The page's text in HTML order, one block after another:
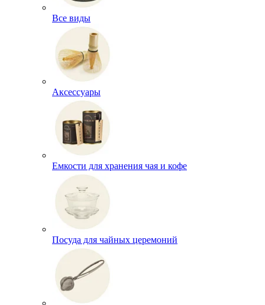
Все виды
Аксессуары
Емкости для хранения чая и кофе
Посуда для чайных церемоний